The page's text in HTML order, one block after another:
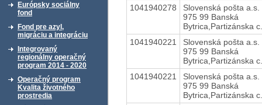
Európsky sociálny
fond
Fond pre azyl,
migráciu a integráciu
Integrovaný
regionálny operačný
program 2014 - 2020
Operačný program
Kvalita životného
prostredia
1041940278
Slovenská pošta a.s.
975 99 Banská
Bytrica,Partizánska
1041940221
Slovenská pošta a.s.
975 99 Banská
Bytrica,Partizánska
1041940221
Slovenská pošta a.s.
975 99 Banská
Bytrica,Partizánska